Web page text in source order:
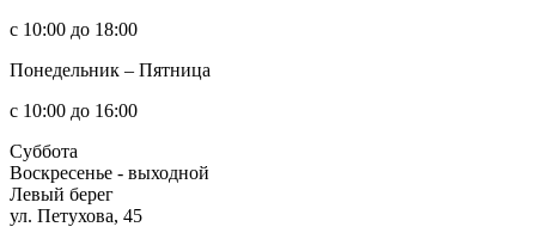
с 10:00 до 18:00
Понедельник – Пятница
с 10:00 до 16:00
Суббота
Воскресенье - выходной
Левый берег
ул. Петухова, 45